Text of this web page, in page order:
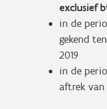
exclusief
in de
gekend
2019
in de
aftrek van